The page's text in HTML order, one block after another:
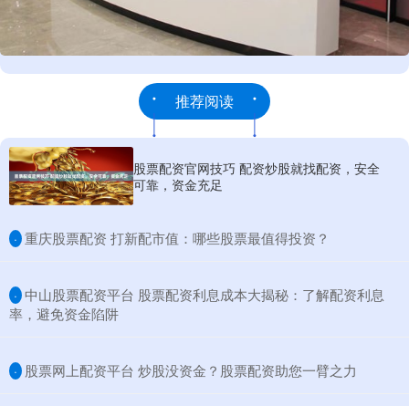
推荐阅读
股票配资官网技巧 配资炒股就找配资，安全
可靠，资金充足
· ​重庆股票配资 打新配市值：哪些股票最值得投资？
· ​中山股票配资平台 股票配资利息成本大揭秘：了解配资利息
率，避免资金陷阱
· ​股票网上配资平台 炒股没资金？股票配资助您一臂之力